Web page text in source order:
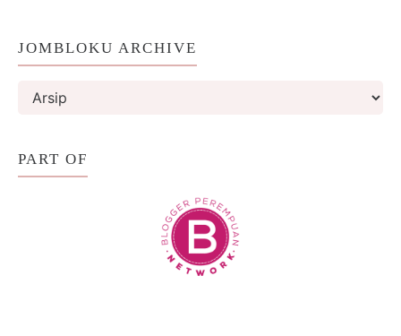
JOMBLOKU ARCHIVE
PART OF